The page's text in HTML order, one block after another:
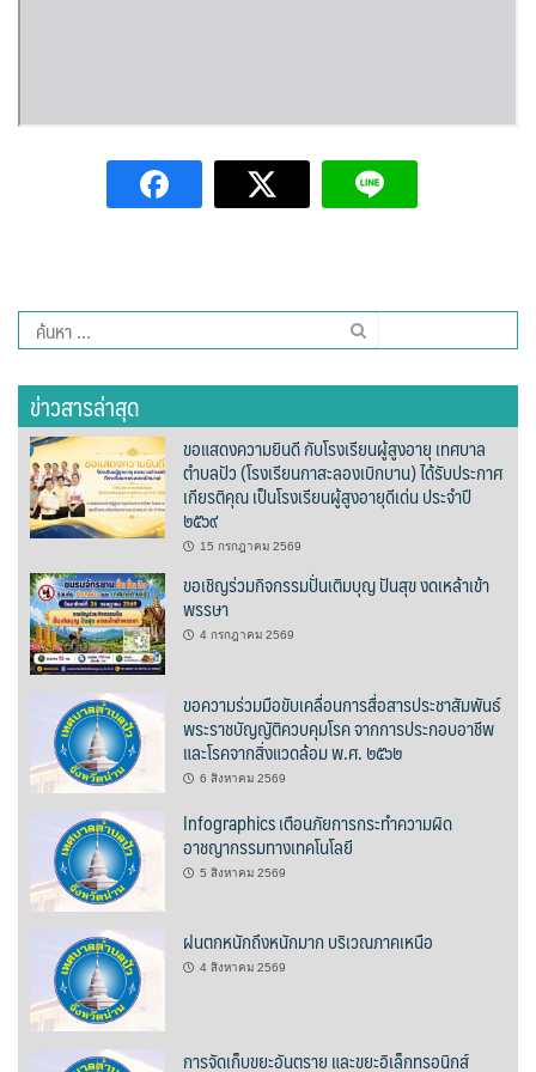
บ้านพักชมดอย
บ้านริมทุ่งรีสอร์ท
บ้านฮิมนาปัว
บ้านไม้ปลายนา
ป.ปิ๊กโฮมสเตย์
ปรางค์ทองแมนชั่น
ปวินท์ศิลป์แกลอรี่แอนด์รีสอร์ท
ปัว พาโนราม่า รีสอร์ท
ปัวตรึงใจ๋ รีสอร์ท
ปัวนาน่านแคมป์ปิ้ง
ปัวพัตรา โฮเทล
ปัวพาราไดซ์เพลส
ปัวสบายรีสอร์ท
ปัวเดอวิว บูติค รีสอร์ท
ค้นหา
สำหรับ:
ข่าวสารล่าสุด
ขอแสดงความยินดี กับโรงเรียนผู้สูงอายุ เทศบาล
ตำบลปัว (โรงเรียนกาสะลองเบิกบาน) ได้รับประกาศ
เกียรติคุณ เป็นโรงเรียนผู้สูงอายุดีเด่น ประจำปี
๒๕๖๙
15 กรกฎาคม 2569
ขอเชิญร่วมกิจกรรมปั่นเติมบุญ ปันสุข งดเหล้าเข้า
พรรษา
4 กรกฎาคม 2569
ขอความร่วมมือขับเคลื่อนการสื่อสารประชาสัมพันธ์
พระราชบัญญัติควบคุมโรค จากการประกอบอาชีพ
และโรคจากสิ่งแวดล้อม พ.ศ. ๒๕๖๒
6 สิงหาคม 2569
Infographics เตือนภัยการกระทำความผิด
อาชญากรรมทางเทคโนโลยี
5 สิงหาคม 2569
ฝนตกหนักถึงหนักมาก บริเวณภาคเหนือ
4 สิงหาคม 2569
การจัดเก็บขยะอันตราย และขยะอิเล็กทรอนิกส์